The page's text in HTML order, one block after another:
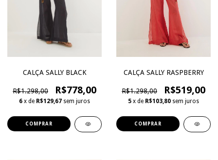
CALÇA SALLY BLACK
R$1.298,00 R$778,00
6 x de R$129,67 sem juros
COMPRAR
CALÇA SALLY RASPBERRY
R$1.298,00 R$519,00
5 x de R$103,80 sem juros
COMPRAR